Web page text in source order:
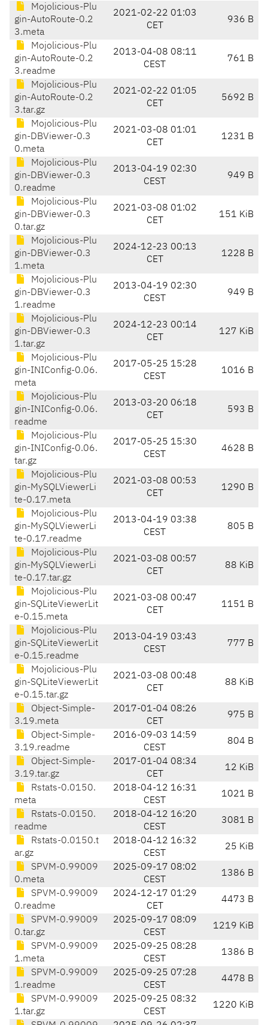
Mojolicious-Plu
gin-AutoRoute-0.2
3.meta
2021-02-22 01:03
CET
936 B
Mojolicious-Plu
gin-AutoRoute-0.2
3.readme
2013-04-08 08:11
CEST
761 B
Mojolicious-Plu
gin-AutoRoute-0.2
3.tar.gz
2021-02-22 01:05
CET
5692 B
Mojolicious-Plu
gin-DBViewer-0.3
0.meta
2021-03-08 01:01
CET
1231 B
Mojolicious-Plu
gin-DBViewer-0.3
0.readme
2013-04-19 02:30
CEST
949 B
Mojolicious-Plu
gin-DBViewer-0.3
0.tar.gz
2021-03-08 01:02
CET
151 KiB
Mojolicious-Plu
gin-DBViewer-0.3
1.meta
2024-12-23 00:13
CET
1228 B
Mojolicious-Plu
gin-DBViewer-0.3
1.readme
2013-04-19 02:30
CEST
949 B
Mojolicious-Plu
gin-DBViewer-0.3
1.tar.gz
2024-12-23 00:14
CET
127 KiB
Mojolicious-Plu
gin-INIConfig-0.06.
meta
2017-05-25 15:28
CEST
1016 B
Mojolicious-Plu
gin-INIConfig-0.06.
readme
2013-03-20 06:18
CET
593 B
Mojolicious-Plu
gin-INIConfig-0.06.
tar.gz
2017-05-25 15:30
CEST
4628 B
Mojolicious-Plu
gin-MySQLViewerLi
te-0.17.meta
2021-03-08 00:53
CET
1290 B
Mojolicious-Plu
gin-MySQLViewerLi
te-0.17.readme
2013-04-19 03:38
CEST
805 B
Mojolicious-Plu
gin-MySQLViewerLi
te-0.17.tar.gz
2021-03-08 00:57
CET
88 KiB
Mojolicious-Plu
gin-SQLiteViewerLit
e-0.15.meta
2021-03-08 00:47
CET
1151 B
Mojolicious-Plu
gin-SQLiteViewerLit
e-0.15.readme
2013-04-19 03:43
CEST
777 B
Mojolicious-Plu
gin-SQLiteViewerLit
e-0.15.tar.gz
2021-03-08 00:48
CET
88 KiB
Object-Simple-
3.19.meta
2017-01-04 08:26
CET
975 B
Object-Simple-
3.19.readme
2016-09-03 14:59
CEST
804 B
Object-Simple-
3.19.tar.gz
2017-01-04 08:34
CET
12 KiB
Rstats-0.0150.
meta
2018-04-12 16:31
CEST
1021 B
Rstats-0.0150.
readme
2018-04-12 16:20
CEST
3081 B
Rstats-0.0150.t
ar.gz
2018-04-12 16:32
CEST
25 KiB
SPVM-0.99009
0.meta
2025-09-17 08:02
CEST
1386 B
SPVM-0.99009
0.readme
2024-12-17 01:29
CET
4473 B
SPVM-0.99009
0.tar.gz
2025-09-17 08:09
CEST
1219 KiB
SPVM-0.99009
1.meta
2025-09-25 08:28
CEST
1386 B
SPVM-0.99009
1.readme
2025-09-25 07:28
CEST
4478 B
SPVM-0.99009
1.tar.gz
2025-09-25 08:32
CEST
1220 KiB